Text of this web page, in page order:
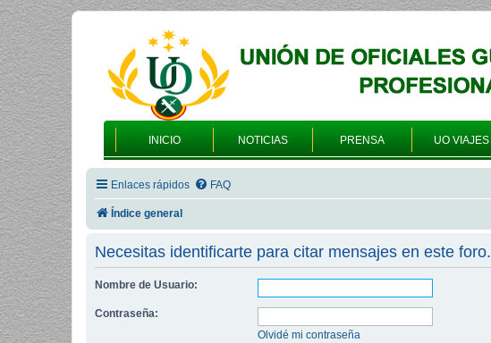
INICIO NOTICIAS PRENSA UO VIAJES
Enlaces rápidos FAQ
Índice general
Necesitas identificarte para citar mensajes en este foro.
Nombre de Usuario:
Contraseña:
Olvidé mi contraseña